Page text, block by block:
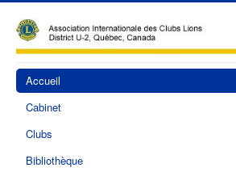
Accueil
Cabinet
Clubs
Bibliothèque